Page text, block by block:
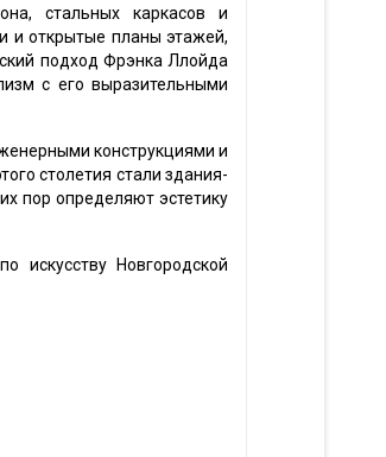
стальных каркасов и
и открытые планы этажей,
подход Фрэнка Ллойда
с его выразительными
конструкциями и
столетия стали здания-
пор определяют эстетику
искусству Новгородской